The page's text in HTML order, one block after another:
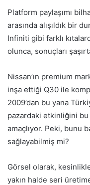
Platform paylaşımı
arasında alışıldık bir
Infiniti gibi farklı
olunca, sonuçları
Nissan’ın premium
inşa ettiği Q30 ile
2009’dan bu yana
pazardaki etkinliğini bu
amaçlıyor. Peki, bunu
sağlayabilmiş mi?
Görsel olarak,
yakın halde seri